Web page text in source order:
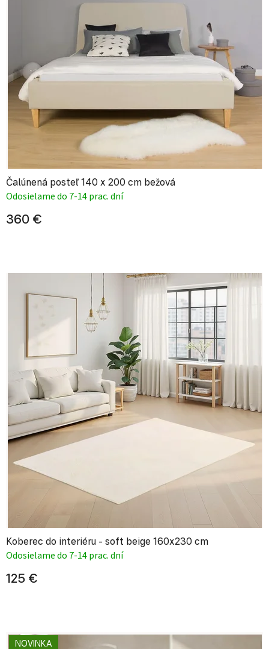
Čalúnená posteľ 140 x 200 cm bežová
Odosielame do 7-14 prac. dní
360 €
Koberec do interiéru - soft beige 160x230 cm
Odosielame do 7-14 prac. dní
125 €
NOVINKA